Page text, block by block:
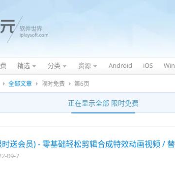
精选 分类 资源 Android iOS
全部文章 限时免费 第6页
正在显示全部 限时免费
送会员) - 零基础轻松剪辑合成特效动画视频 /
09-7